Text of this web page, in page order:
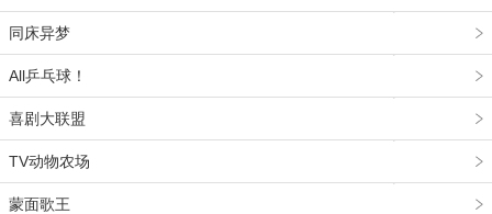
同床异梦
All乒乓球！
喜剧大联盟
TV动物农场
蒙面歌王